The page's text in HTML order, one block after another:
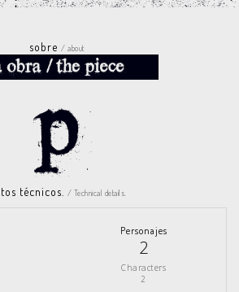
sobre/ about
técnicos. / Technical details.
Personajes
2
Characters
2